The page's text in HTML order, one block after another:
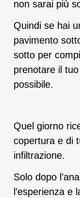
non sarai più
Quindi se hai
pavimento
sotto per
prenotare il
possibile.
Quel giorno
copertura e di
infiltrazione.
Solo dopo
l’esperienza e